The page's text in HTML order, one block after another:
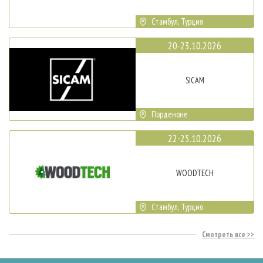
Стамбул, Турция
20-23.10.2026
SICAM
Порденоне
22-25.10.2026
WOODTECH
Стамбул, Турция
Смотреть все